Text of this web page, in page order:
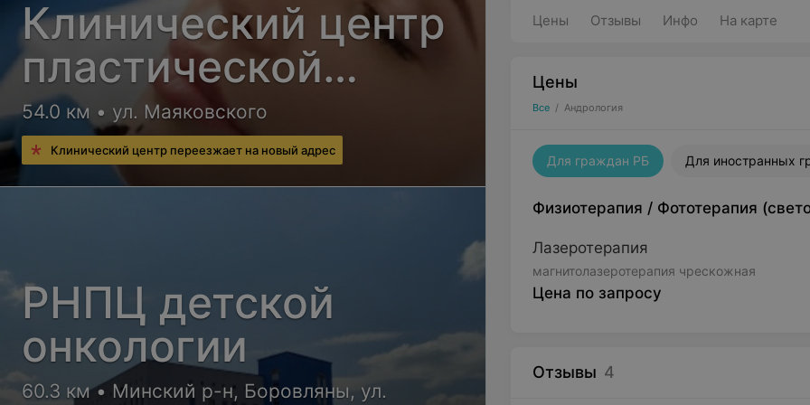
Цены Отзывы Инфо На карте
Цены
Все / Андрология
Для граждан РБ Для иностранных
Физиотерапия / Фототерапия
Лазеротерапия
магнитолазеротерапия чрескожная
Цена по запросу
Отзывы 4
Клинический центр
пластической
хирургии и
медицинской
косметологии
54.0 км • ул. Маяковского
Клинический центр переезжает на новый адрес
РНПЦ детской
онкологии
60.3 км • Минский р-н, Боровляны, ул.